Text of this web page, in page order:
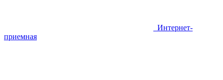
Интернет-
приемная